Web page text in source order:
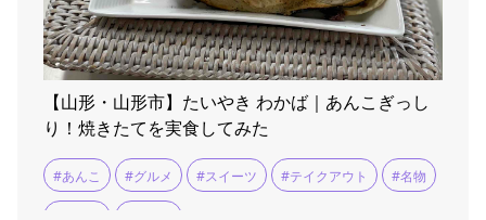
【山形・山形市】たいやき わかば｜あんこぎっし
り！焼きたてを実食してみた
#あんこ #グルメ #スイーツ #テイクアウト #名物